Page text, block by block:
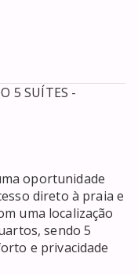
5 SUÍTES -
oportunidade
direto à praia e
uma localização
sendo 5
e privacidade